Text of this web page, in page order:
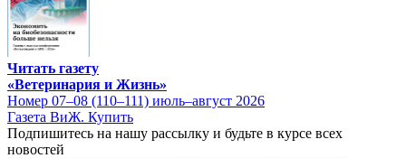
Читать газету
«Ветеринария и Жизнь»
Номер 07–08 (110–111) июль–август 2026
Газета ВиЖ. Купить
Подпишитесь на нашу рассылку и будьте в курсе всех
новостей